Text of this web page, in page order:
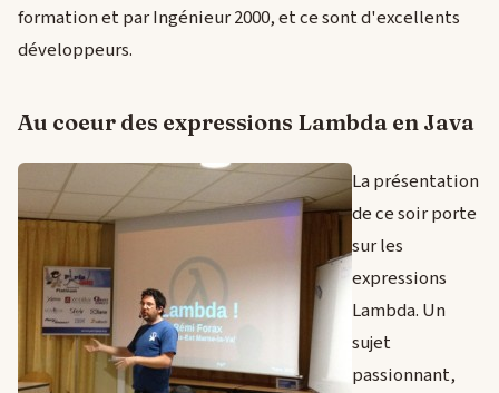
formation et par Ingénieur 2000, et ce sont d'excellents
développeurs.
Au coeur des expressions Lambda en Java
La présentation
de ce soir porte
sur les
expressions
Lambda. Un
sujet
passionnant,